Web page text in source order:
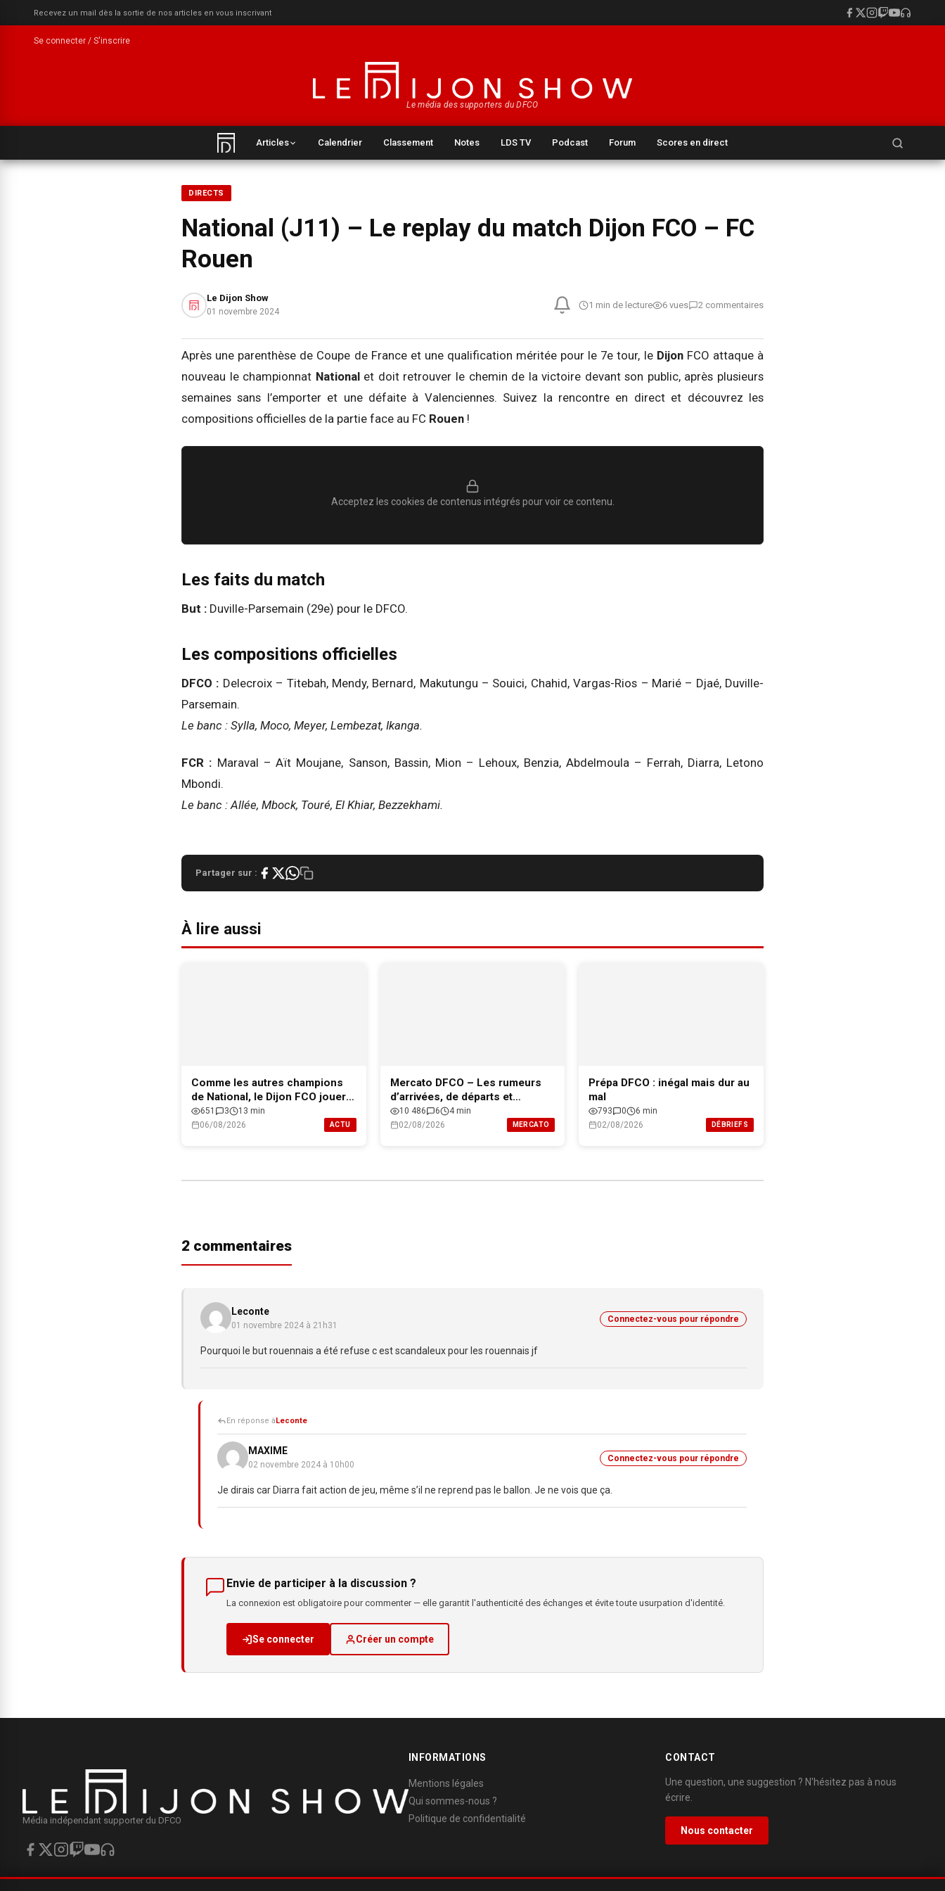
Recevez un mail dès la sortie de nos articles en vous inscrivant
Se connecter / S'inscrire
Le média des supporters du DFCO
Articles Calendrier Classement Notes LDS TV Podcast Forum Scores en direct
DIRECTS
National (J11) – Le replay du match Dijon FCO – FC
Rouen
Le Dijon Show
01 novembre 2024
1 min de lecture 6 vues 2 commentaires
Après une parenthèse de Coupe de France et une qualification méritée pour le 7e tour, le DijonFCO attaque à
nouveau le championnat Nationalet doit retrouver le chemin de la victoire devant son public, après plusieurs
semaines sans l’emporter et une défaite à Valenciennes. Suivez la rencontre en direct et découvrez les
compositions officielles de la partie face au FC Rouen !
Acceptez les cookies de contenus intégrés pour voir ce contenu.
Les faits du match
But : Duville-Parsemain (29e) pour le DFCO.
Les compositions officielles
DFCO : Delecroix – Titebah, Mendy, Bernard, Makutungu – Souici, Chahid, Vargas-Rios – Marié – Djaé, Duville-
Parsemain.
Le banc : Sylla, Moco, Meyer, Lembezat, Ikanga.
FCR : Maraval – Aït Moujane, Sanson, Bassin, Mion – Lehoux, Benzia, Abdelmoula – Ferrah, Diarra, Letono
Mbondi.
Le banc : Allée, Mbock, Touré, El Khiar, Bezzekhami.
Partager sur :
À lire aussi
Comme les autres champions
de National, le Dijon FCO jouera
le maintien en Ligue 2
651 3
13 min
06/08/2026
ACTU
Mercato DFCO – Les rumeurs
d’arrivées, de départs et
l’effectif professionnel de Dijon
pour 2026-2027
10 486 6
4 min
02/08/2026
MERCATO
Prépa DFCO : inégal mais dur au
mal
793 0
6 min
02/08/2026
DÉBRIEFS
2 commentaires
Leconte
01 novembre 2024 à 21h31
Connectez-vous pour répondre
Pourquoi le but rouennais a été refuse c est scandaleux pour les rouennais jf
En réponse à Leconte
MAXIME
02 novembre 2024 à 10h00
Connectez-vous pour répondre
Je dirais car Diarra fait action de jeu, même s’il ne reprend pas le ballon. Je ne vois que ça.
Envie de participer à la discussion ?
La connexion est obligatoire pour commenter — elle garantit l'authenticité des échanges et évite toute usurpation d'identité.
Se connecter Créer un compte
Média indépendant supporter du DFCO
INFORMATIONS
Mentions légales
Qui sommes-nous ?
Politique de confidentialité
CONTACT
Une question, une suggestion ? N'hésitez pas à nous
écrire.
Nous contacter